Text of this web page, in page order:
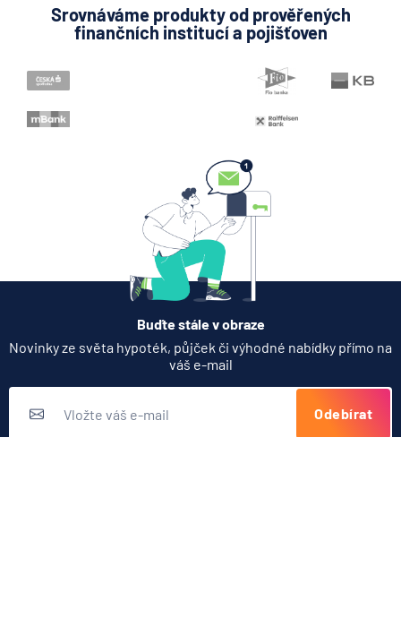
Srovnáváme produkty od prověřených
finančních institucí a pojišťoven
Buďte stále v obraze
Novinky ze světa hypoték, půjček či výhodné nabídky přímo na
váš e-mail
Odebírat